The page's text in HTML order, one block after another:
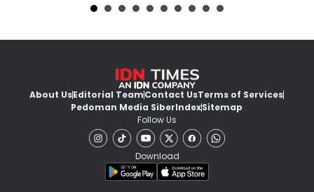
About UsEditorial TeamContact UsTerms of Services
Pedoman Media SiberIndexSitemap
Follow Us
Download